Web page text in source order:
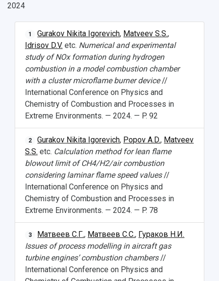
2024
1 Gurakov Nikita Igorevich, Matveev S.S.,
Idrisov D.V. etc. Numerical and experimental
study of NOx formation during hydrogen
combustion in a model combustion chamber
with a cluster microflame burner device//
International Conference on Physics and
Chemistry of Combustion and Processes in
Extreme Environments. — 2024. — P. 92
2 Gurakov Nikita Igorevich, Popov A.D., Matveev
S.S. etc. Calculation method for lean flame
blowout limit of CH4/H2/air combustion
considering laminar flame speed values//
International Conference on Physics and
Chemistry of Combustion and Processes in
Extreme Environments. — 2024. — P. 78
3 Матвеев С.Г., Матвеев С.С., Гураков Н.И.
Issues of process modelling in aircraft gas
turbine engines’ combustion chambers//
International Conference on Physics and